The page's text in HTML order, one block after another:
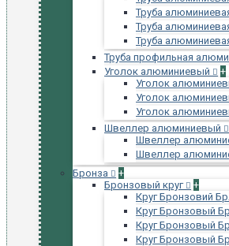
Труба
Труба
Труба
Труба профильная
Уголок алюминиевый
+
Уголок
Уголок
Уголок
Швеллер алюминиевый
Швеллер
Швеллер
Бронза
+
Бронзовый круг
+
Круг Бронзовий
Круг Бронзовый
Круг Бронзовый
Круг Бронзовый